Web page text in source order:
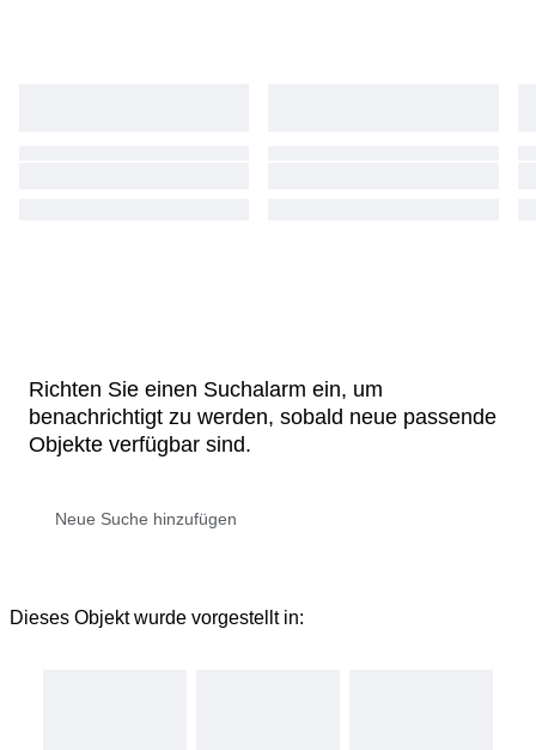
Richten Sie einen Suchalarm ein, um
benachrichtigt zu werden, sobald neue passende
Objekte verfügbar sind.
Dieses Objekt wurde vorgestellt in: